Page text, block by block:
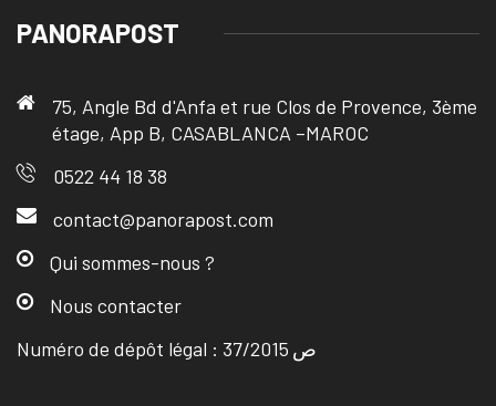
PANORAPOST
75, Angle Bd d'Anfa et rue Clos de Provence, 3ème
étage, App B, CASABLANCA –MAROC
0522 44 18 38
contact@panorapost.com
Qui sommes-nous ?
Nous contacter
Numéro de dépôt légal : ص 37/2015